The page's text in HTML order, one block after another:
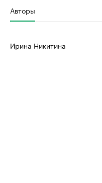
Авторы
Ирина Никитина